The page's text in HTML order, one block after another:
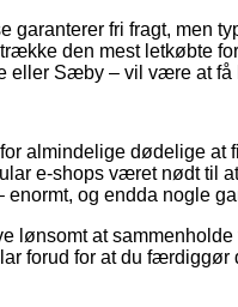
garanterer fri fragt, men
den mest letkøbte
eller Sæby – vil være at få
almindelige dødelige at
e-shops været nødt til
enormt, og endda nogle
lønsomt at
forud for at du